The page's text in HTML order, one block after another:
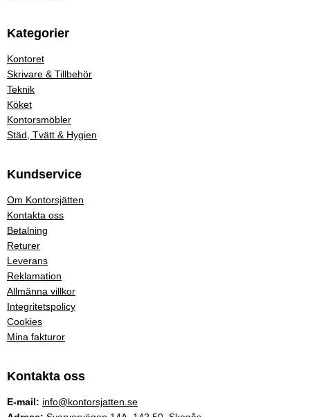
Kategorier
Kontoret
Skrivare & Tillbehör
Teknik
Köket
Kontorsmöbler
Städ, Tvätt & Hygien
Kundservice
Om Kontorsjätten
Kontakta oss
Betalning
Returer
Leverans
Reklamation
Allmänna villkor
Integritetspolicy
Cookies
Mina fakturor
Kontakta oss
E-mail: info@kontorsjatten.se